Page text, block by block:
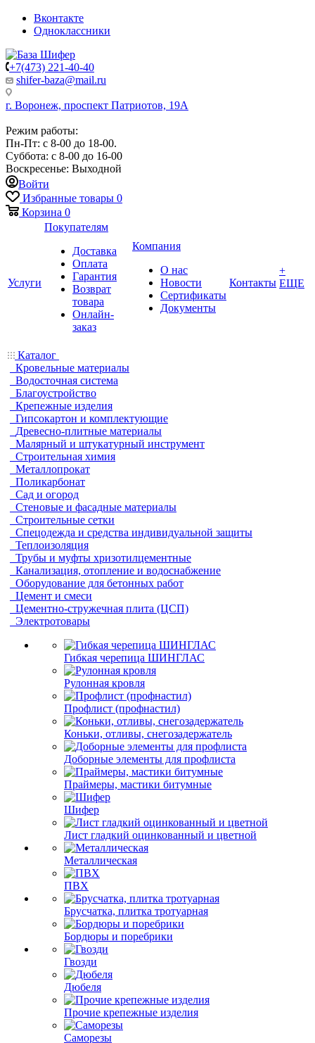
Вконтакте
Одноклассники
+7(473) 221-40-40
shifer-baza@mail.ru
г. Воронеж, проспект Патриотов, 19А
Режим работы:
Пн-Пт: с 8-00 до 18-00.
Суббота: с 8-00 до 16-00
Воскресенье: Выходной
Войти
Избранные товары 0
Корзина 0
Услуги
Покупателям
Доставка
Оплата
Гарантия
Возврат
товара
Онлайн-
заказ
Компания
О нас
Новости
Сертификаты
Документы
Контакты
+
ЕЩЕ
Каталог
Кровельные материалы
Водосточная система
Благоустройство
Крепежные изделия
Гипсокартон и комплектующие
Древесно-плитные материалы
Малярный и штукатурный инструмент
Строительная химия
Металлопрокат
Поликарбонат
Сад и огород
Стеновые и фасадные материалы
Строительные сетки
Спецодежда и средства индивидуальной защиты
Теплоизоляция
Трубы и муфты хризотилцементные
Канализация, отопление и водоснабжение
Оборудование для бетонных работ
Цемент и смеси
Цементно-стружечная плита (ЦСП)
Электротовары
Гибкая черепица ШИНГЛАС
Рулонная кровля
Профлист (профнастил)
Коньки, отливы, снегозадержатель
Доборные элементы для профлиста
Праймеры, мастики битумные
Шифер
Лист гладкий оцинкованный и цветной
Металлическая
ПВХ
Брусчатка, плитка тротуарная
Бордюры и поребрики
Гвозди
Дюбеля
Прочие крепежные изделия
Саморезы